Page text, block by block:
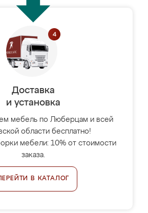
Доставка
и установка
мебель по Люберцам и всей
области бесплатно!
мебели: 10% от стоимости
заказа.
В КАТАЛОГ